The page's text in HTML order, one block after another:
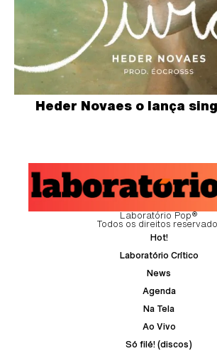
Heder Novaes o lança
Laboratório Pop®
Todos os direitos
Hot!
Laboratório Crítico
News
Agenda
Na Tela
Ao Vivo
Só filé! (discos)